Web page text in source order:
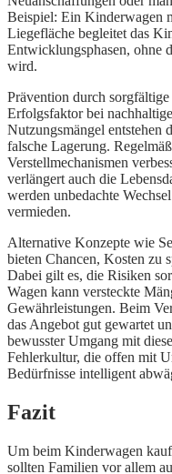
Beispiel: Ein Kinderwagen
Liegefläche begleitet das
Entwicklungsphasen, ohne
wird.
Prävention durch
Erfolgsfaktor bei
Nutzungsmängel entstehen
falsche Lagerung.
Verstellmechanismen
verlängert auch die
werden unbedachte
vermieden.
Alternative Konzepte wie
bieten Chancen, Kosten zu
Dabei gilt es, die Risiken
Wagen kann versteckte
Gewährleistungen. Beim
das Angebot gut gewartet
bewusster Umgang mit
Fehlerkultur, die offen mit
Bedürfnisse intelligent
Fazit
Um beim Kinderwagen
sollten Familien vor allem